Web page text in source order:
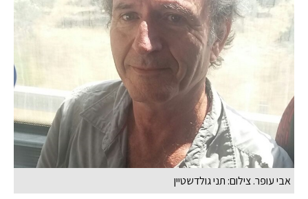
אבי עופר. צילום: תני גולדשטיין